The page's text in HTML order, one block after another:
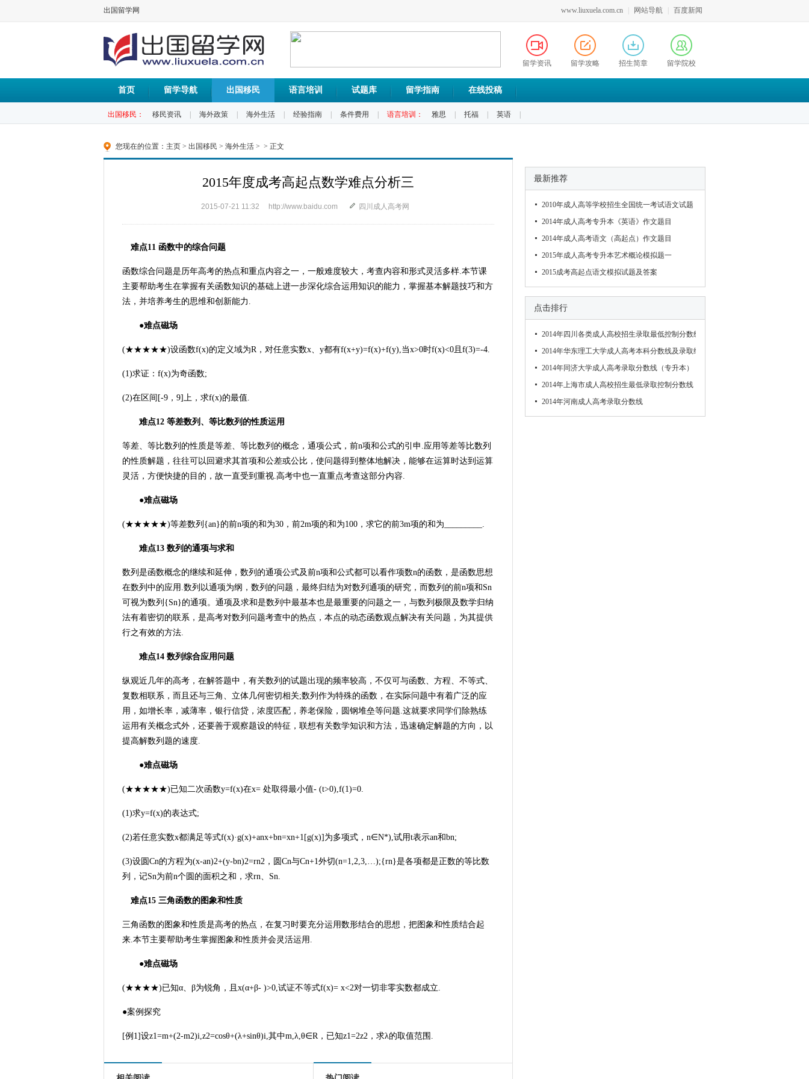
出国留学网 www.liuxuela.com.cn 网站导航 百度新闻
留学资讯 留学攻略 招生简章 留学院校
首页 留学导航 出国移民 语言培训 试题库 留学指南 在线投稿
出国移民： 移民资讯 海外政策 海外生活 经验指南 条件费用 语言培训： 雅思 托福 英语
您现在的位置： 主页 > 出国移民 > 海外生活 > > 正文
2015年度成考高起点数学难点分析三
2015-07-21 11:32 http://www.baidu.com 四川成人高考网
难点11 函数中的综合问题
函数综合问题是历年高考的热点和重点内容之一，一般难度较大，考查内容和形式灵活多样.本节课
主要帮助考生在掌握有关函数知识的基础上进一步深化综合运用知识的能力，掌握基本解题技巧和方
法，并培养考生的思维和创新能力.
●难点磁场
(★★★★★)设函数f(x)的定义域为R，对任意实数x、y都有f(x+y)=f(x)+f(y),当x>0时f(x)<0且f(3)=-4.
(1)求证：f(x)为奇函数;
(2)在区间[-9，9]上，求f(x)的最值.
难点12 等差数列、等比数列的性质运用
等差、等比数列的性质是等差、等比数列的概念，通项公式，前n项和公式的引申.应用等差等比数列
的性质解题，往往可以回避求其首项和公差或公比，使问题得到整体地解决，能够在运算时达到运算
灵活，方便快捷的目的，故一直受到重视.高考中也一直重点考查这部分内容.
●难点磁场
(★★★★★)等差数列{an}的前n项的和为30，前2m项的和为100，求它的前3m项的和为_________.
难点13 数列的通项与求和
数列是函数概念的继续和延伸，数列的通项公式及前n项和公式都可以看作项数n的函数，是函数思想
在数列中的应用.数列以通项为纲，数列的问题，最终归结为对数列通项的研究，而数列的前n项和Sn
可视为数列{Sn}的通项。通项及求和是数列中最基本也是最重要的问题之一，与数列极限及数学归纳
法有着密切的联系，是高考对数列问题考查中的热点，本点的动态函数观点解决有关问题，为其提供
行之有效的方法.
难点14 数列综合应用问题
纵观近几年的高考，在解答题中，有关数列的试题出现的频率较高，不仅可与函数、方程、不等式、
复数相联系，而且还与三角、立体几何密切相关;数列作为特殊的函数，在实际问题中有着广泛的应
用，如增长率，减薄率，银行信贷，浓度匹配，养老保险，圆钢堆垒等问题.这就要求同学们除熟练
运用有关概念式外，还要善于观察题设的特征，联想有关数学知识和方法，迅速确定解题的方向，以
提高解数列题的速度.
●难点磁场
(★★★★★)已知二次函数y=f(x)在x= 处取得最小值- (t>0),f(1)=0.
(1)求y=f(x)的表达式;
(2)若任意实数x都满足等式f(x)·g(x)+anx+bn=xn+1[g(x)]为多项式，n∈N*),试用t表示an和bn;
(3)设圆Cn的方程为(x-an)2+(y-bn)2=rn2，圆Cn与Cn+1外切(n=1,2,3,…);{rn}是各项都是正数的等比数
列，记Sn为前n个圆的面积之和，求rn、Sn.
难点15 三角函数的图象和性质
三角函数的图象和性质是高考的热点，在复习时要充分运用数形结合的思想，把图象和性质结合起
来.本节主要帮助考生掌握图象和性质并会灵活运用.
●难点磁场
(★★★★)已知α、β为锐角，且x(α+β- )>0,试证不等式f(x)= x<2对一切非零实数都成立.
●案例探究
[例1]设z1=m+(2-m2)i,z2=cosθ+(λ+sinθ)i,其中m,λ,θ∈R，已知z1=2z2，求λ的取值范围.
最新推荐
2010年成人高等学校招生全国统一考试语文试题
2014年成人高考专升本《英语》作文题目
2014年成人高考语文（高起点）作文题目
2015年成人高考专升本艺术概论模拟题一
2015成考高起点语文模拟试题及答案
点击排行
2014年四川各类成人高校招生录取最低控制分数线
2014年华东理工大学成人高考本科分数线及录取结
2014年同济大学成人高考录取分数线（专升本）
2014年上海市成人高校招生最低录取控制分数线
2014年河南成人高考录取分数线